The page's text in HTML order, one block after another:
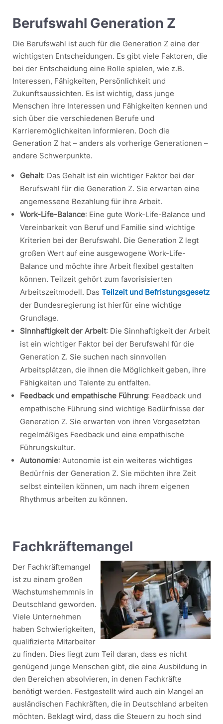
Berufswahl Generation Z
Die Berufswahl ist auch für die Generation Z eine der
wichtigsten Entscheidungen. Es gibt viele Faktoren, die
bei der Entscheidung eine Rolle spielen, wie z.B.
Interessen, Fähigkeiten, Persönlichkeit und
Zukunftsaussichten. Es ist wichtig, dass junge
Menschen ihre Interessen und Fähigkeiten kennen und
sich über die verschiedenen Berufe und
Karrieremöglichkeiten informieren. Doch die
Generation Z hat – anders als vorherige Generationen –
andere Schwerpunkte.
Gehalt: Das Gehalt ist ein wichtiger Faktor bei der
Berufswahl für die Generation Z. Sie erwarten eine
angemessene Bezahlung für ihre Arbeit.
Work-Life-Balance: Eine gute Work-Life-Balance und
Vereinbarkeit von Beruf und Familie sind wichtige
Kriterien bei der Berufswahl. Die Generation Z legt
großen Wert auf eine ausgewogene Work-Life-
Balance und möchte ihre Arbeit flexibel gestalten
können. Teilzeit gehört zum favorisisierten
Arbeitszeitmodell. Das Teilzeit und Befristungsgesetz
der Bundesregierung ist hierfür eine wichtige
Grundlage.
Sinnhaftigkeit der Arbeit: Die Sinnhaftigkeit der Arbeit
ist ein wichtiger Faktor bei der Berufswahl für die
Generation Z. Sie suchen nach sinnvollen
Arbeitsplätzen, die ihnen die Möglichkeit geben, ihre
Fähigkeiten und Talente zu entfalten.
Feedback und empathische Führung: Feedback und
empathische Führung sind wichtige Bedürfnisse der
Generation Z. Sie erwarten von ihren Vorgesetzten
regelmäßiges Feedback und eine empathische
Führungskultur.
Autonomie: Autonomie ist ein weiteres wichtiges
Bedürfnis der Generation Z. Sie möchten ihre Zeit
selbst einteilen können, um nach ihrem eigenen
Rhythmus arbeiten zu können.
Fachkräftemangel
Der Fachkräftemangel
ist zu einem großen
Wachstumshemmnis in
Deutschland geworden.
Viele Unternehmen
haben Schwierigkeiten,
qualifizierte Mitarbeiter
zu finden. Dies liegt zum Teil daran, dass es nicht
genügend junge Menschen gibt, die eine Ausbildung in
den Bereichen absolvieren, in denen Fachkräfte
benötigt werden. Festgestellt wird auch ein Mangel an
ausländischen Fachkräften, die in Deutschland arbeiten
möchten. Beklagt wird, dass die Steuern zu hoch sind